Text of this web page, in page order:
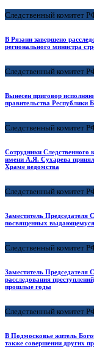
Следственный комитет
В Рязани завершено
регионального министра
Следственный комитет
Вынесен приговор
правительства Республики
Следственный комитет
Сотрудники
имени А.Я. Сухарева
Храме ведомства
Следственный комитет
Заместитель Председателя
посвященных выдающемуся
Следственный комитет
Заместитель Председателя
расследования
прошлые годы
Следственный комитет
В Подмосковье житель
также совершении других